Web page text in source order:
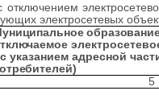
отключением
электросетевых
указанием адресной
5